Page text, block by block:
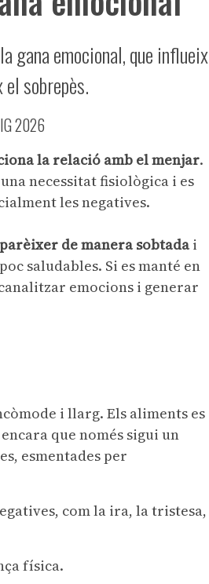
gana emocional, que influeix
sobrepès.
2026
la relació amb el menjar.
necessitat fisiològica i es
les negatives.
de manera sobtadai
saludables. Si es manté en
emocions i generar
i llarg. Els aliments es
encara que només sigui un
esmentades per
com la ira, la tristesa,
física.